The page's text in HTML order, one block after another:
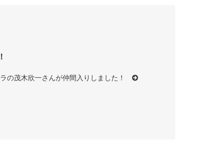
の茂木欣一さんが仲間入りしました！